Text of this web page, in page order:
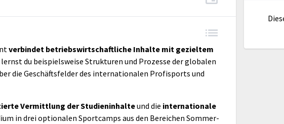
verbindet betriebswirtschaftliche Inhalte mit gezieltem
du beispielsweise Strukturen und Prozesse der globalen
die Geschäftsfelder des internationalen Profisports und
Vermittlung der Studieninhalteund die internationale
in drei optionalen Sportcamps aus den Bereichen Sommer-